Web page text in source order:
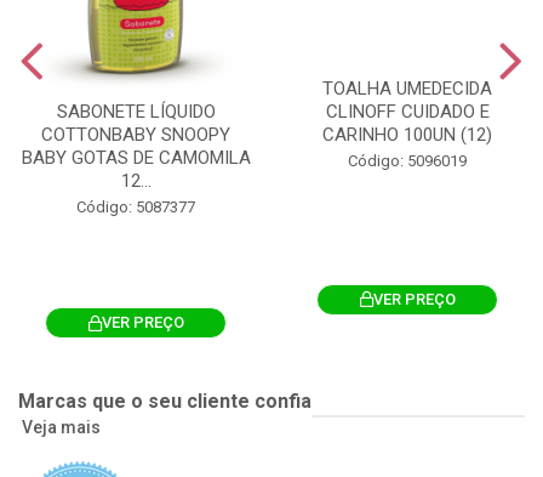
SABONETE LÍQUIDO
COTTONBABY SNOOPY
BABY GOTAS DE CAMOMILA
12...
Código: 5087377
VER PREÇO
TOALHA UMEDECIDA
CLINOFF CUIDADO E
CARINHO 100UN (12)
Código: 5096019
VER PREÇO
Marcas que o seu cliente confia
Veja mais